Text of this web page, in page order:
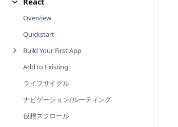
Overview
Quickstart
Build Your First App
Add to Existing
ライフサイクル
ナビゲーション/ルーティング
仮想スクロール